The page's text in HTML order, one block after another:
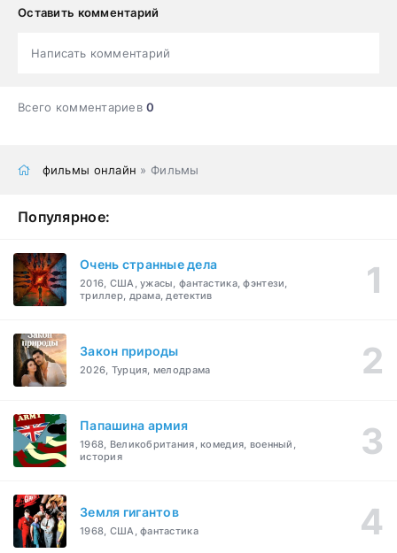
Оставить комментарий
Написать комментарий
Всего комментариев0
фильмы онлайн » Фильмы
Популярное:
Очень странные дела
2016, США, ужасы, фантастика, фэнтези,
триллер, драма, детектив
Закон природы
2026, Турция, мелодрама
Папашина армия
1968, Великобритания, комедия, военный,
история
Земля гигантов
1968, США, фантастика